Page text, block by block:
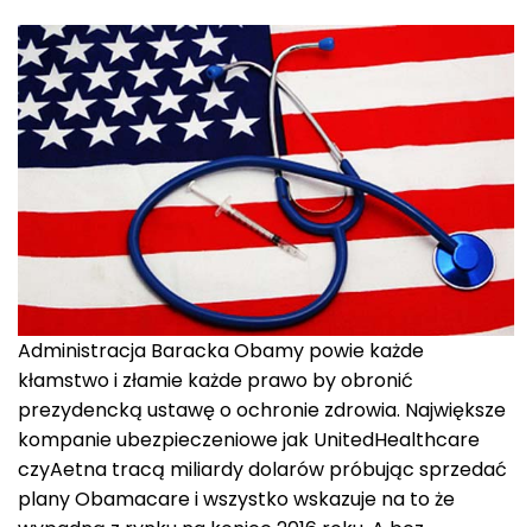
Administracja Baracka Obamy powie każde
kłamstwo i złamie każde prawo by obronić
prezydencką ustawę o ochronie zdrowia. Największe
kompanie ubezpieczeniowe jak UnitedHealthcare
czyAetna tracą miliardy dolarów próbując sprzedać
plany Obamacare i wszystko wskazuje na to że